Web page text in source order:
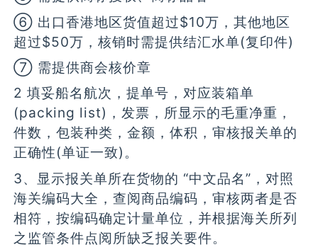
⑥ 出口香港地区货值超过$10万，其他地区
超过$50万，核销时需提供结汇水单(复印件)
⑦ 需提供商会核价章
2 填妥船名航次，提单号，对应装箱单
(packing list)，发票，所显示的毛重净重，
件数，包装种类，金额，体积，审核报关单的
正确性(单证一致)。
3、显示报关单所在货物的 “中文品名”，对照
海关编码大全，查阅商品编码，审核两者是否
相符，按编码确定计量单位，并根据海关所列
之监管条件点阅所缺乏报关要件。